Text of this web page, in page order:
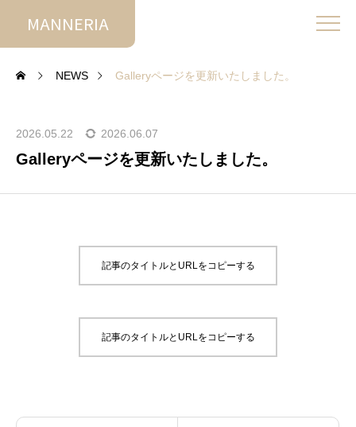
MANNERIA
NEWS Galleryページを更新いたしました。
2026.05.22 2026.06.07
Galleryページを更新いたしました。
記事のタイトルとURLをコピーする
記事のタイトルとURLをコピーする